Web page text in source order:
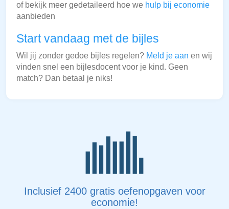
of bekijk meer gedetaileerd hoe we hulp bij economie
aanbieden
Start vandaag met de bijles
Wil jij zonder gedoe bijles regelen? Meld je aan en wij
vinden snel een bijlesdocent voor je kind. Geen
match? Dan betaal je niks!
Inclusief 2400 gratis oefenopgaven voor
economie!